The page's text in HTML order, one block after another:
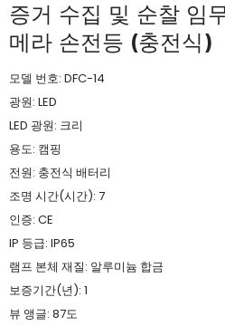
증거 수집 및 순찰 임
메라 손전등 (충전식)
모델 번호: DFC-14
광원: LED
LED 광원: 크리
용도: 캠핑
전원: 충전식 배터리
조명 시간(시간): 7
인증: CE
IP 등급: IP65
램프 본체 재질: 알루미늄 합금
보증기간(년): 1
뷰 앵글: 87도